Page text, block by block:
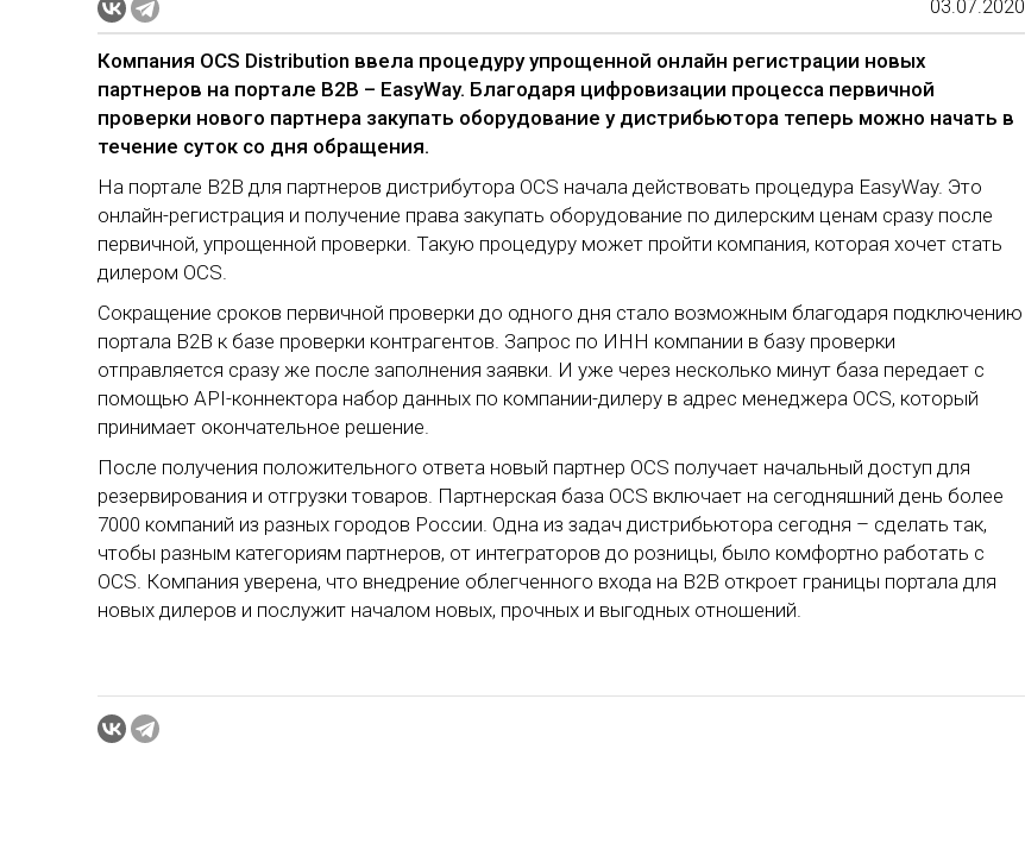
03.07.2020
Компания OCS Distribution ввела процедуру упрощенной онлайн регистрации новых
партнеров на портале B2B – EasyWay. Благодаря цифровизации процесса первичной
проверки нового партнера закупать оборудование у дистрибьютора теперь можно начать в
течение суток со дня обращения.
На портале B2B для партнеров дистрибутора OCS начала действовать процедура EasyWay. Это
онлайн-регистрация и получение права закупать оборудование по дилерским ценам сразу после
первичной, упрощенной проверки. Такую процедуру может пройти компания, которая хочет стать
дилером OCS.
Сокращение сроков первичной проверки до одного дня стало возможным благодаря подключению
портала B2B к базе проверки контрагентов. Запрос по ИНН компании в базу проверки
отправляется сразу же после заполнения заявки. И уже через несколько минут база передает с
помощью API-коннектора набор данных по компании-дилеру в адрес менеджера OCS, который
принимает окончательное решение.
После получения положительного ответа новый партнер OCS получает начальный доступ для
резервирования и отгрузки товаров. Партнерская база OCS включает на сегодняшний день более
7000 компаний из разных городов России. Одна из задач дистрибьютора сегодня – сделать так,
чтобы разным категориям партнеров, от интеграторов до розницы, было комфортно работать с
OCS. Компания уверена, что внедрение облегченного входа на B2B откроет границы портала для
новых дилеров и послужит началом новых, прочных и выгодных отношений.